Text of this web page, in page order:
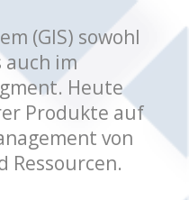
(GIS) sowohl
auch im
Heute
Produkte auf
von
Ressourcen.